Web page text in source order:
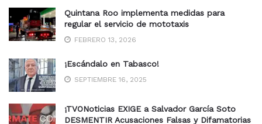
Quintana Roo implementa medidas para
regular el servicio de mototaxis
FEBRERO 13, 2026
¡Escándalo en Tabasco!
SEPTIEMBRE 16, 2025
¡TVONoticias EXIGE a Salvador García Soto
DESMENTIR Acusaciones Falsas y Difamatorias